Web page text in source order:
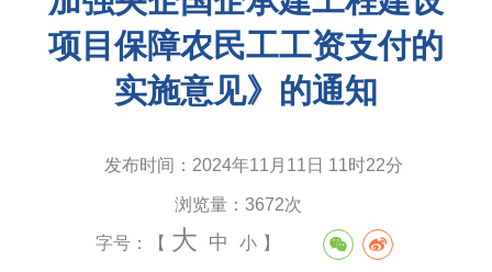
项目保障农民工工资支付的
实施意见》的通知
发布时间： 2024年11月11日 11时22分
浏览量： 3672次
字号：【 大 中 小 】